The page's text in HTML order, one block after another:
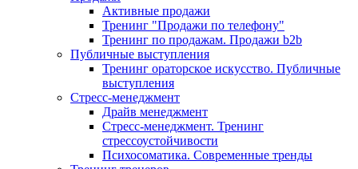
Активные продажи
Тренинг "Продажи по телефону"
Тренинг по продажам. Продажи b2b
Публичные выступления
Тренинг ораторское искусство. Публичные
выступления
Стресс-менеджмент
Драйв менеджмент
Стресс-менеджмент. Тренинг
стрессоустойчивости
Психосоматика. Современные тренды